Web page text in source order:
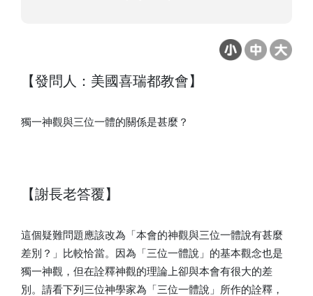
【發問人：美國喜瑞都教會】
獨一神觀與三位一體的關係是甚麼？
【謝長老答覆】
這個疑難問題應該改為「本會的神觀與三位一體說有甚麼
差別？」比較恰當。因為「三位一體說」的基本觀念也是
獨一神觀，但在詮釋神觀的理論上卻與本會有很大的差
別。請看下列三位神學家為「三位一體說」所作的詮釋，